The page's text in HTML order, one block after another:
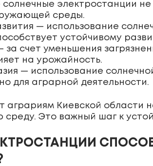
электростанции
среды.
— использование
устойчивому
за счет уменьшения
на урожайность.
— использование
для аграрной деятельности.
аграриям Киевской области
Это важный шаг к